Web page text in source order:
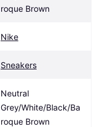
roque Brown
Nike
Sneakers
Neutral
Grey/White/Black/Ba
roque Brown